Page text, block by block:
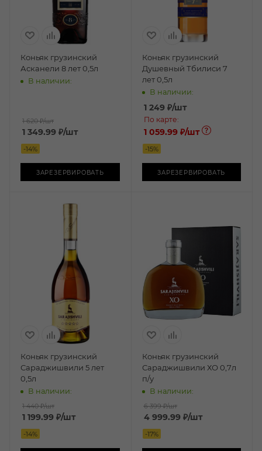
Коньяк грузинский
Асканели 8 лет 0,5л
В наличии:
1 620 ₽/шт
1 349.99 ₽/шт
-14%
ЗАРЕЗЕРВИРОВАТЬ
Коньяк грузинский
Душевный Тбилиси 7
лет 0,5л
В наличии:
1 249₽/шт
По карте:
1 059.99 ₽/шт
-15%
ЗАРЕЗЕРВИРОВАТЬ
Коньяк грузинский
Сараджишвили 5 лет
0,5л
В наличии:
1 440 ₽/шт
1 199.99 ₽/шт
-14%
Коньяк грузинский
Сараджишвили ХО 0,7л
п/у
В наличии:
6 399 ₽/шт
4 999.99₽/шт
-17%